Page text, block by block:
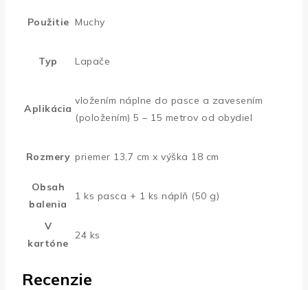
Použitie Muchy
Typ Lapače
Aplikácia
vložením náplne do pasce a zavesením
(položením) 5 – 15 metrov od obydiel
Rozmery priemer 13,7 cm x výška 18 cm
Obsah
balenia
1 ks pasca + 1 ks náplň (50 g)
V
kartóne
24 ks
Recenzie